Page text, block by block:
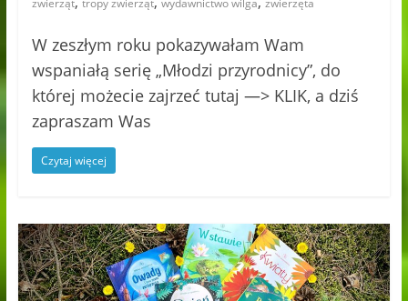
zwierząt tropy zwierząt wydawnictwo wilga zwierzęta
W zeszłym roku pokazywałam Wam
wspaniałą serię „Młodzi przyrodnicy”, do
której możecie zajrzeć tutaj —> KLIK, a dziś
zapraszam Was
Czytaj więcej